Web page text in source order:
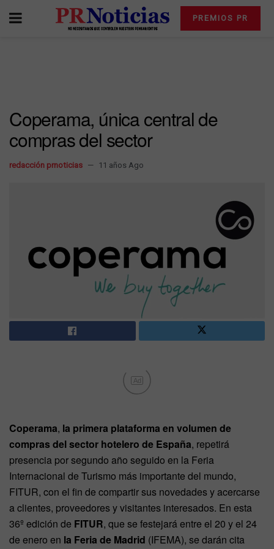
PREMIOS PR
Coperama, única central de
compras del sector
redacción prnoticias 11 años Ago
Ad
Coperama, la primera plataforma en volumen de
compras del sector hotelero de España, repetirá
presencia por segundo año seguido en la Feria
Internacional de Turismo más importante del mundo,
FITUR, con el fin de compartir sus novedades y acercarse
a clientes, proveedores y visitantes interesados. En esta
36º edición de FITUR, que se festejará entre el 20 y el 24
de enero en la Feria de Madrid (IFEMA), se darán cita